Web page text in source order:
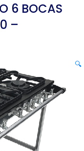
6 BOCAS
–
🔍